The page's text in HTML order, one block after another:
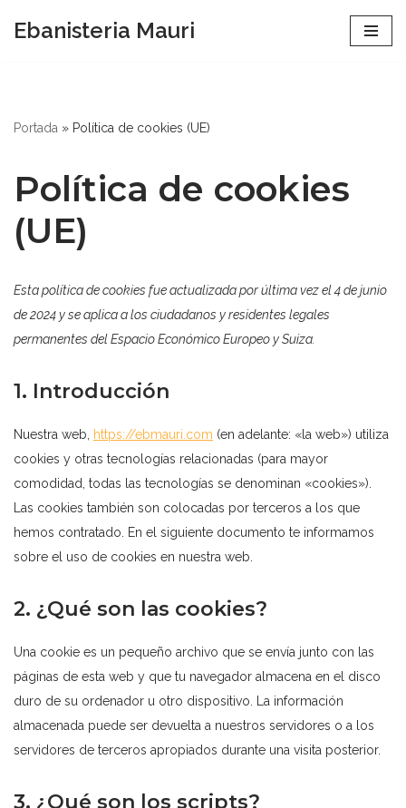
Ebanisteria Mauri
Portada » Política de cookies (UE)
Política de cookies
(UE)
Esta política de cookies fue actualizada por última vez el 4 de junio
de 2024 y se aplica a los ciudadanos y residentes legales
permanentes del Espacio Económico Europeo y Suiza.
1. Introducción
Nuestra web, https://ebmauri.com (en adelante: «la web») utiliza
cookies y otras tecnologías relacionadas (para mayor
comodidad, todas las tecnologías se denominan «cookies»).
Las cookies también son colocadas por terceros a los que
hemos contratado. En el siguiente documento te informamos
sobre el uso de cookies en nuestra web.
2. ¿Qué son las cookies?
Una cookie es un pequeño archivo que se envía junto con las
páginas de esta web y que tu navegador almacena en el disco
duro de su ordenador u otro dispositivo. La información
almacenada puede ser devuelta a nuestros servidores o a los
servidores de terceros apropiados durante una visita posterior.
3. ¿Qué son los scripts?